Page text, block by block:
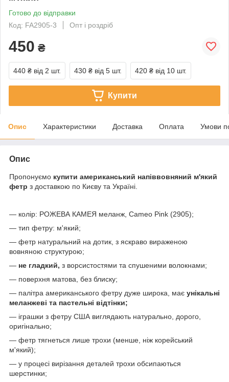
Готово до відправки
Код: FA2905-3
Опт і роздріб
450 ₴
440 ₴ від 2 шт. 430 ₴ від 5 шт. 420 ₴ від 10 шт.
Купити
Опис Характеристики Доставка Оплата Умови
Опис
Пропонуємо купити американський напіввовняний м'який
фетр з доставкою по Києву та Україні.
— колір: РОЖЕВА КАМЕЯ меланж, Cameo Pink (2905);
— тип фетру: м'який;
— фетр натуральний на дотик, з яскраво вираженою
вовняною структурою;
— не гладкий, з ворсистостями та спушеними волокнами;
— поверхня матова, без блиску;
— палітра американського фетру дуже широка, має унікальні
меланжеві та пастельні відтінки;
— іграшки з фетру США виглядають натурально, дорого,
оригінально;
— фетр тягнеться лише трохи (менше, ніж корейський
м'який);
— у процесі вирізання деталей трохи обсипаються
шерстинки;